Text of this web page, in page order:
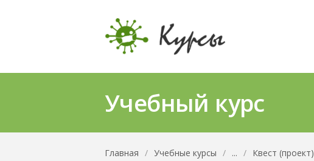
Учебный курс
Главная / Учебные курсы / ... / Квест (проект)